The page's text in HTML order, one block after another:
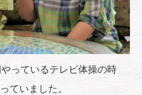
っているテレビ体操の時
ていました。